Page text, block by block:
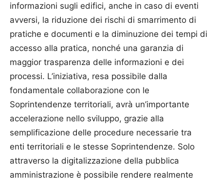
informazioni sugli edifici, anche in caso di eventi
avversi, la riduzione dei rischi di smarrimento di
pratiche e documenti e la diminuzione dei tempi di
accesso alla pratica, nonché una garanzia di
maggior trasparenza delle informazioni e dei
processi. L’iniziativa, resa possibile dalla
fondamentale collaborazione con le
Soprintendenze territoriali, avrà un’importante
accelerazione nello sviluppo, grazie alla
semplificazione delle procedure necessarie tra
enti territoriali e le stesse Soprintendenze. Solo
attraverso la digitalizzazione della pubblica
amministrazione è possibile rendere realmente